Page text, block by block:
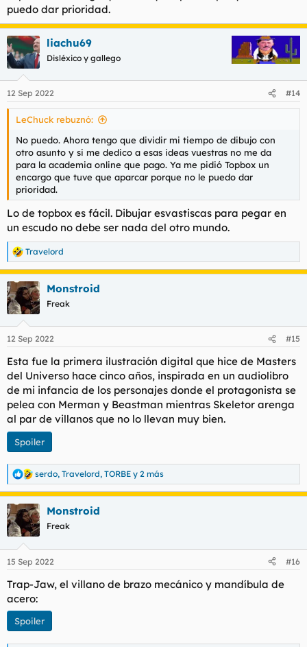
puedo dar prioridad.
liachu69
Disléxico y gallego
12 Sep 2022 #14
LeChuck rebuznó:
No puedo. Ahora tengo que dividir mi tiempo de dibujo con
otro asunto y si me dedico a esas ideas vuestras no me da
para la academia online que pago. Ya me pidió Topbox un
encargo que tuve que aparcar porque no le puedo dar
prioridad.
Lo de topbox es fácil. Dibujar esvastiscas para pegar en
un escudo no debe ser nada del otro mundo.
R
e
a
c
c
i
e
:
Travelord
Monstroid
Freak
12 Sep 2022 #15
Esta fue la primera ilustración digital que hice de Masters
del Universo hace cinco años, inspirada en un audiolibro
de mi infancia de los personajes donde el protagonista se
pelea con Merman y Beastman mientras Skeletor arenga
al par de villanos que no lo llevan muy bien.
Spoiler
R
e
a
c
c
i
e
:
serdo, Travelord, TORBE y 2 más
Monstroid
Freak
15 Sep 2022 #16
Trap-Jaw, el villano de brazo mecánico y mandíbula de
acero:
Spoiler